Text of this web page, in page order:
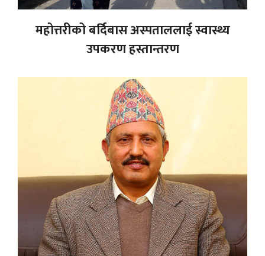
महोत्तरीको बर्दिबास अस्पताललाई स्वास्थ्य
उपकरण हस्तान्तरण